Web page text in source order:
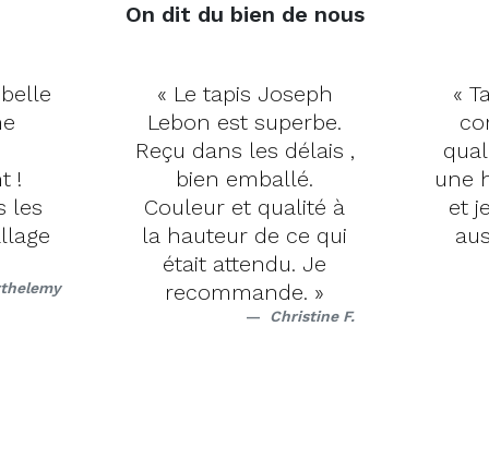
On dit du bien de nous
!
les
« Le tapis Joseph
Lebon est superbe.
Reçu dans les délais ,
bien emballé.
Couleur et qualité à
la hauteur de ce qui
était attendu. Je
recommande. »
Christine F.
«
une
et